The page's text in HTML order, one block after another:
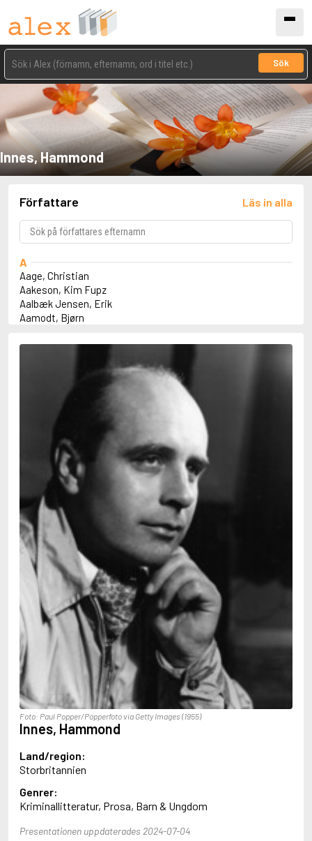
Sök
Innes, Hammond
Författare Läs in alla
A
Aage, Christian
Aakeson, Kim Fupz
Aalbæk Jensen, Erik
Aamodt, Bjørn
Abbey, Kieran
Abbott, Megan
Abdel-Fattah, Randa
Abdolah, Kader
Abedi, Isabel
Abele, Inga
Abgarjan, Narine
Abish, Walter
Aboulela, Leila
Abrahams, Peter (f. 1919)
Abrahams, Peter (f. 1947)
Abrahamson, Emmy
Abse, Dannie
Abu-Jaber, Diana
Abulhawa, Susan
Aburas, Lone
Achebe, Chinua
Achmatova, Anna
Aciman, André
Ackebo, Lena
Acker, Kathy
Ackroyd, Peter
Adam de la Halle
Adamov, Arthur
Adams, Douglas
Adams, Herbert
Adams, Jane
Adams, Richard
Adbåge, Emma
Adbåge, Lisen
Adelborg, Ottilia
Adiga, Aravind
Foto: Paul Popper/Popperfoto via Getty Images (1955)
Innes, Hammond
Land/region:
Storbritannien
Genrer:
Kriminallitteratur, Prosa, Barn & Ungdom
Presentationen uppdaterades 2024-07-04